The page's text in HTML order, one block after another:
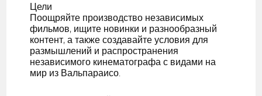
Цели
Поощряйте производство независимых
фильмов, ищите новинки и разнообразный
контент, а также создавайте условия для
размышлений и распространения
независимого кинематографа с видами на
мир из Вальпараисо.